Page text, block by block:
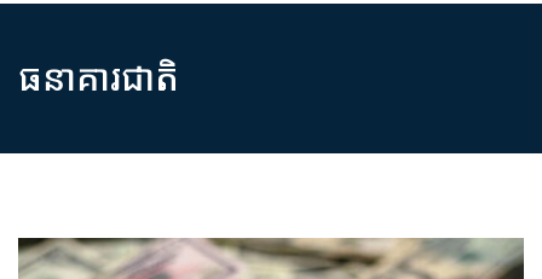
ធនាគារជាតិ